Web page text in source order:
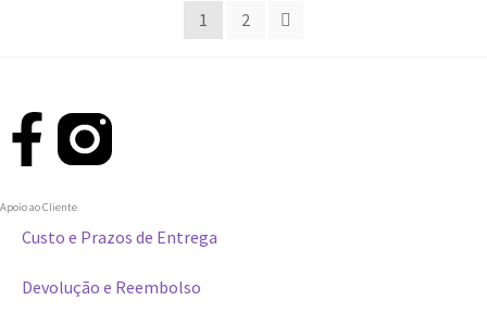
1 2
Apoio ao Cliente
Custo e Prazos de Entrega
Devolução e Reembolso